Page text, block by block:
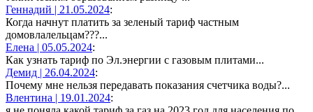
Геннадий | 21.05.2024:
Когда начнут платить за зеленый тариф частным
домовлалельцам???...
Елена | 05.05.2024:
Как узнать тариф по Эл.энергии с газовым плитами...
Демид | 26.04.2024:
Почему мне нельзя передавать показания счетчика воды?...
Влентина | 19.01.2024: